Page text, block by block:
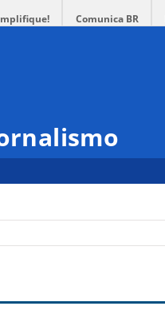
Comunica BR